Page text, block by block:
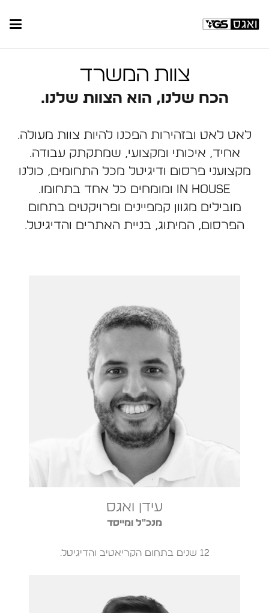
צוות המשרד
הכח שלנו, הוא הצוות שלנו.
לאט לאט ובזהירות הפכנו להיות צוות מעולה.
אחיד, איכותי ומקצועי, שמתקתק עבודה.
מקצועני פרסום ודיגיטל מכל התחומים, כולנו
IN HOUSE ומומחים כל אחד בתחומו.
מובילים מגוון קמפיינים ופרויקטים בתחום
הפרסום, המיתוג, בניית האתרים והדיגיטל.
עידן ואגס
מנכ"ל ומייסד
12 שנים בתחום הקריאטיב והדיגיטל.